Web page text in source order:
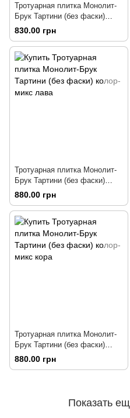
Тротуарная плитка Монолит-
Брук Тартини (без фаски)
желтая
830.00 грн
Тротуарная плитка Монолит-
Брук Тартини (без фаски)
колор-микс лава
880.00 грн
Тротуарная плитка Монолит-
Брук Тартини (без фаски)
колор-микс кора
880.00 грн
Показать